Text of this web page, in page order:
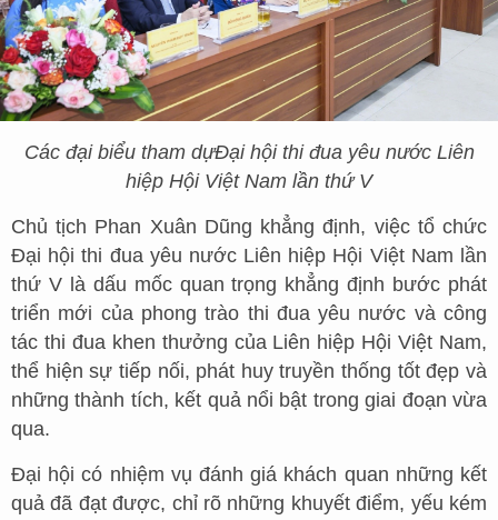
Các đại biểu tham dựĐại hội thi đua yêu nước Liên
hiệp Hội Việt Nam lần thứ V
Chủ tịch Phan Xuân Dũng khẳng định, việc tổ chức
Đại hội thi đua yêu nước Liên hiệp Hội Việt Nam lần
thứ V là dấu mốc quan trọng khẳng định bước phát
triển mới của phong trào thi đua yêu nước và công
tác thi đua khen thưởng của Liên hiệp Hội Việt Nam,
thể hiện sự tiếp nối, phát huy truyền thống tốt đẹp và
những thành tích, kết quả nổi bật trong giai đoạn vừa
qua.
Đại hội có nhiệm vụ đánh giá khách quan những kết
quả đã đạt được, chỉ rõ những khuyết điểm, yếu kém